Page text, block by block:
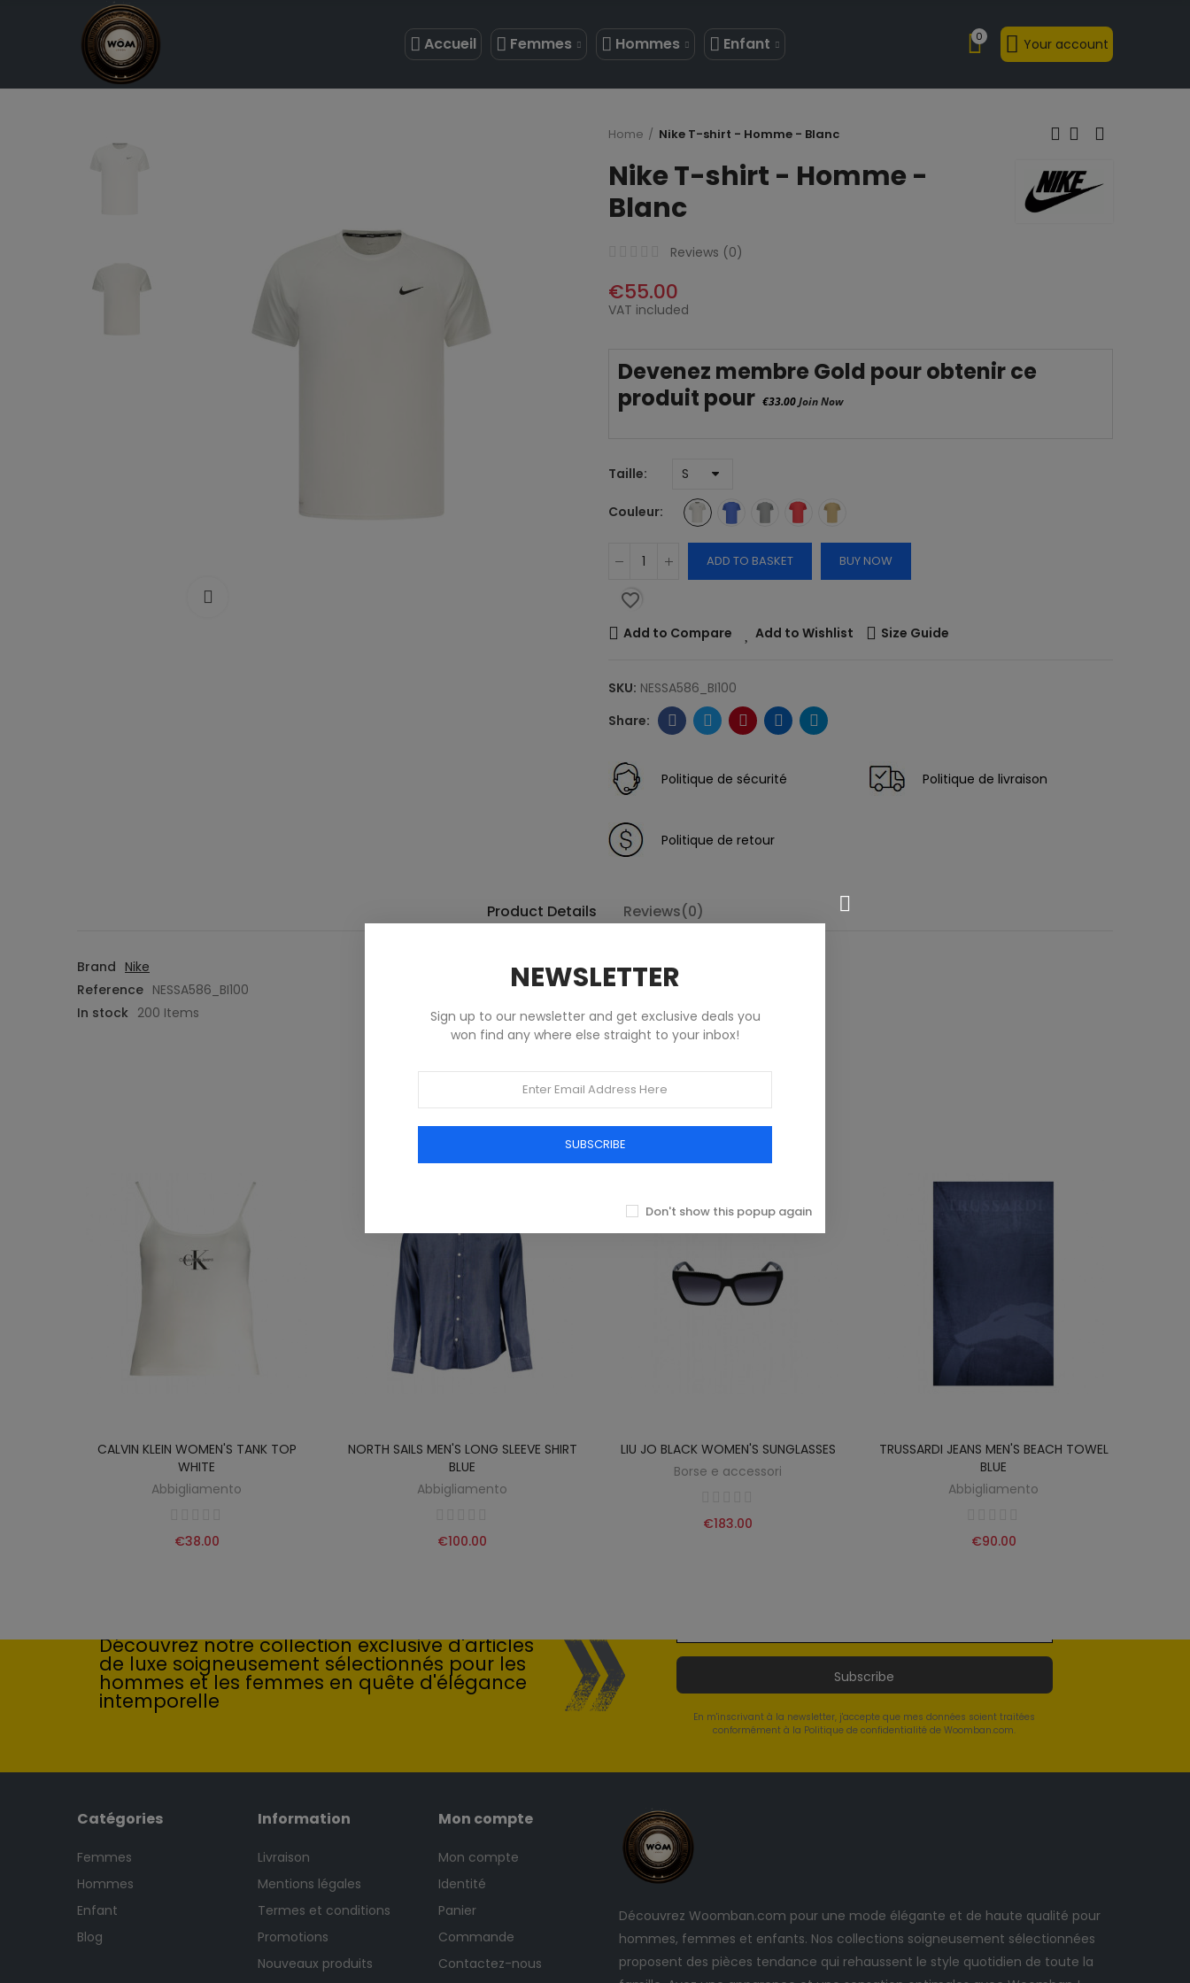
Accueil Femmes Hommes Enfant 0 Your account
Home Nike T-shirt - Homme - Blanc
Nike T-shirt - Homme -
Blanc
Reviews (0)
€55.00
VAT included
Devenez membre Gold pour obtenir ce
produit pour €33.00Join Now
Taille
Couleur
ADD TO BASKET BUY NOW
favorite_border
Add to Compare Add to Wishlist Size Guide
SKU: NESSA586_BI100
Politique de sécurité Politique de livraison
Politique de retour
Product Details Reviews(0)
Brand Nike
Reference NESSA586_BI100
In stock 200 Items
Produits dans la même catégorie
CALVIN KLEIN WOMEN'S TANK TOP
WHITE
Abbigliamento
€38.00
NORTH SAILS MEN'S LONG SLEEVE SHIRT
BLUE
Abbigliamento
€100.00
LIU JO BLACK WOMEN'S SUNGLASSES
Borse e accessori
€183.00
TRUSSARDI JEANS MEN'S BEACH TOWEL
BLUE
Abbigliamento
€90.00
Découvrez notre collection exclusive d'articles
de luxe soigneusement sélectionnés pour les
hommes et les femmes en quête d'élégance
intemporelle
Subscribe
En m'inscrivant à la newsletter, j'accepte que mes données soient traitées
conformément à la Politique de confidentialité de Woomban.com.
Catégories
Femmes
Hommes
Enfant
Blog
Information
Livraison
Mentions légales
Termes et conditions
Promotions
Nouveaux produits
Mon compte
Mon compte
Identité
Panier
Commande
Contactez-nous
Découvrez Woomban.com pour une mode élégante et de haute qualité pour
hommes, femmes et enfants. Nos collections soigneusement sélectionnées
proposent des pièces tendance qui rehaussent le style quotidien de toute la
NEWSLETTER
Sign up to our newsletter and get exclusive deals you
won find any where else straight to your inbox!
SUBSCRIBE
Don't show this popup again